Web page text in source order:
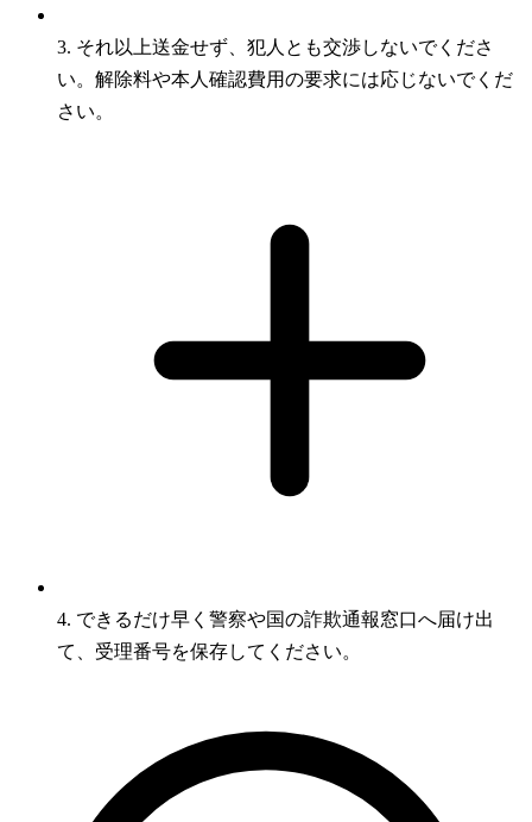
3. それ以上送金せず、犯人とも交渉しないでくださ
い。解除料や本人確認費用の要求には応じないでくだ
さい。
4. できるだけ早く警察や国の詐欺通報窓口へ届け出
て、受理番号を保存してください。